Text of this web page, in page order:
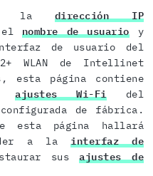
la dirección IP
el nombre de usuarioy
de usuario del
WLAN de Intellinet
esta página contiene
ajustes Wi-Fidel
de fábrica.
esta página hallará
a lainterfaz de
susajustes de